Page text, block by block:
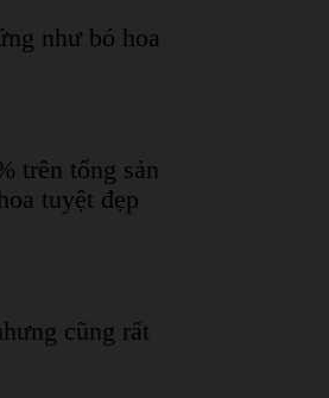
như bó hoa
trên tổng sản
tuyệt đẹp
cũng rất